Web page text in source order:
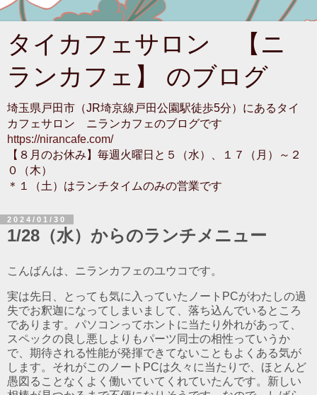
タイカフェサロン 【ニ
ランカフェ】 のブログ
埼玉県戸田市（JR埼京線戸田公園駅徒歩5分）にあるタイ
カフェサロン ニランカフェのブログです
https://nirancafe.com/
【８月のお休み】毎週火曜日と５（水）、１７（月）～２
０（木）
＊１（土）はランチタイムのみの営業です
2024/01/30
1/28（水）からのランチメニュー
こんばんは、ニランカフェのユウコです。
実は先日、とっても気に入っていたノートPCがわたしの過
失でお釈迦になってしまいまして、落ち込んでいるところ
であります。パソコンってホントに当たり外れがあって、
スペックの良し悪しよりもパーツ同士の相性っていうか
で、期待される性能が発揮できてないこともよくある気が
します。それがこのノートPCは久々に当たりで、ほとんど
愚図ることなくよく働いていてくれていたんです。新しい